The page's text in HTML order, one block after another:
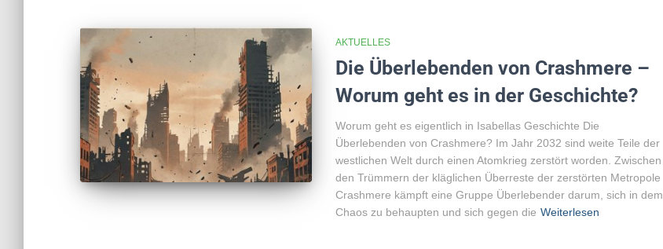
AKTUELLES
Die Überlebenden von Crashmere –
Worum geht es in der Geschichte?
Worum geht es eigentlich in Isabellas Geschichte Die
Überlebenden von Crashmere? Im Jahr 2032 sind weite Teile der
westlichen Welt durch einen Atomkrieg zerstört worden. Zwischen
den Trümmern der kläglichen Überreste der zerstörten Metropole
Crashmere kämpft eine Gruppe Überlebender darum, sich in dem
Chaos zu behaupten und sich gegen die Weiterlesen